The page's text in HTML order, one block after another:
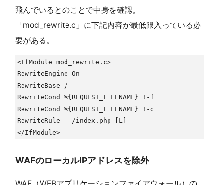
飛んでいるとのことで中身を確認。
「mod_rewrite.c」に下記内容が最低限入っている必
要がある。
<IfModule mod_rewrite.c>
RewriteEngine On
RewriteBase /
RewriteCond %{REQUEST_FILENAME} !-f
RewriteCond %{REQUEST_FILENAME} !-d
RewriteRule . /index.php [L]
</IfModule>
WAFのローカルIPアドレスを除外